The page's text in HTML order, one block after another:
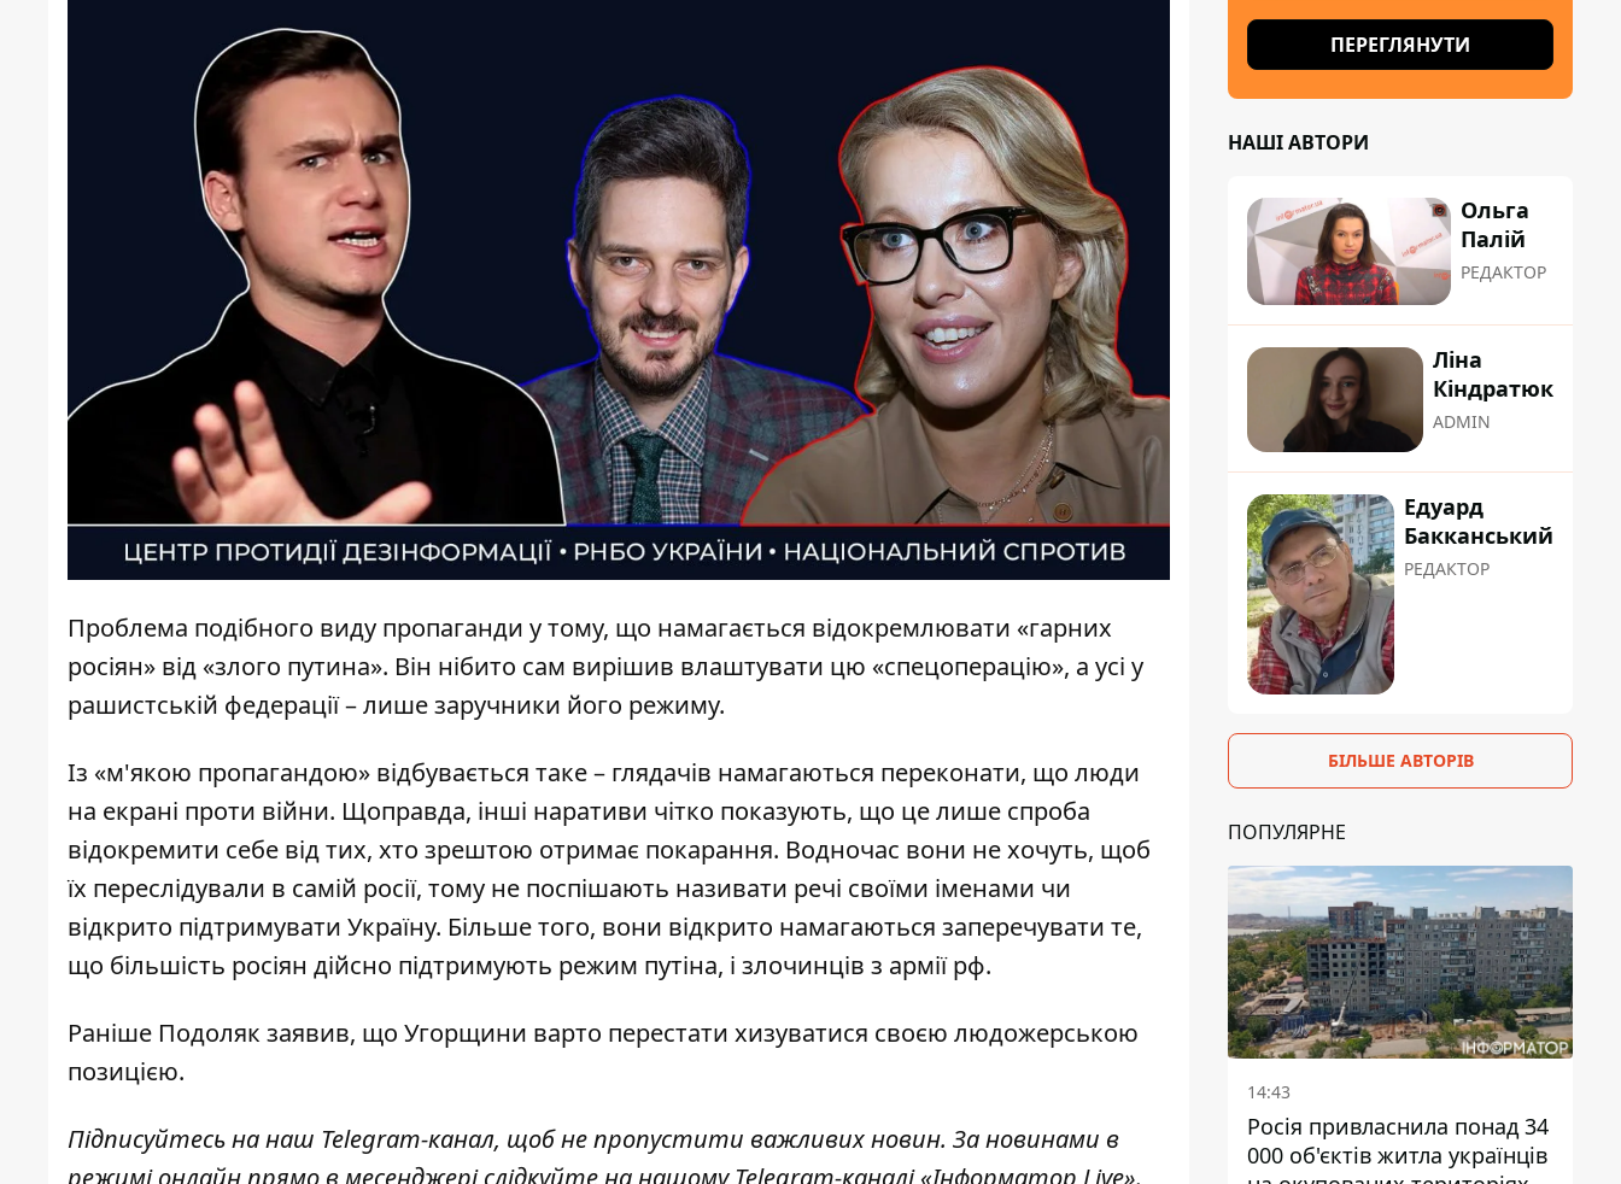
Проблема подібного виду пропаганди у тому, що намагається відокремлювати «гарних
росіян» від «злого путина». Він нібито сам вирішив влаштувати цю «спецоперацію», а усі у
рашистській федерації – лише заручники його режиму.
Із «м'якою пропагандою» відбувається таке – глядачів намагаються переконати, що люди
на екрані проти війни. Щоправда, інші наративи чітко показують, що це лише спроба
відокремити себе від тих, хто зрештою отримає покарання. Водночас вони не хочуть, щоб
їх переслідували в самій росії, тому не поспішають називати речі своїми іменами чи
відкрито підтримувати Україну. Більше того, вони відкрито намагаються заперечувати те,
що більшість росіян дійсно підтримують режим путіна, і злочинців з армії рф.
Раніше Подоляк заявив, що Угорщини варто перестати хизуватися своєю людожерською
позицією.
Підписуйтесь на наш Telegram-канал, щоб не пропустити важливих новин. За новинами в
ПЕРЕГЛЯНУТИ
НАШІ АВТОРИ
Ольга
Палій
РЕДАКТОР
Ліна
Кіндратюк
ADMIN
Едуард
Бакканський
РЕДАКТОР
БІЛЬШЕ АВТОРІВ
ПОПУЛЯРНЕ
14:43
Росія привласнила понад 34
000 об'єктів житла українців